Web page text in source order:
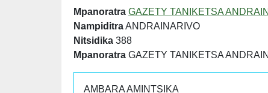
Mpanoratra GAZETY TANIKETSA
NampiditraANDRAINARIVO
Nitsidika 388
Mpanoratra GAZETY TANIKETSA
AMBARA AMINTSIKA